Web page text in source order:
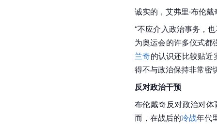
诚实的，艾弗里·布伦戴
“不应介入政治事务，
为奥运会的许多仪式都
兰奇的认识还比较贴近
得不与政治保持非常密
反对政治干预
布伦戴奇反对政治对
而，在战后的冷战年代